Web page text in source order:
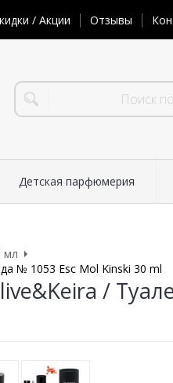
/ Акции Отзывы
Детская парфюмерия
мл
№ 1053 Esc Mol Kinski 30 ml
/